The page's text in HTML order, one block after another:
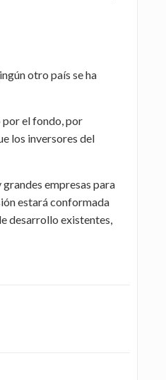
otro país se ha
por el fondo, por
los inversores del
empresas para
estará conformada
desarrollo existentes,